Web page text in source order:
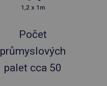
Počet
průmyslových
palet cca 50